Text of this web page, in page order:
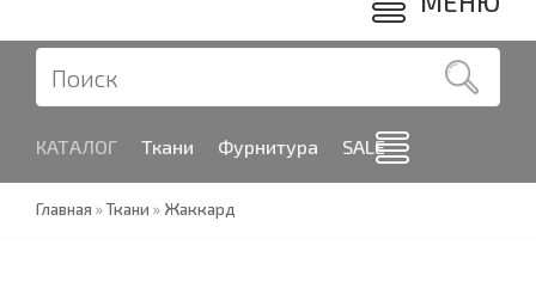
КАТАЛОГ Ткани Фурнитура SALE
Главная »Ткани » Жаккард